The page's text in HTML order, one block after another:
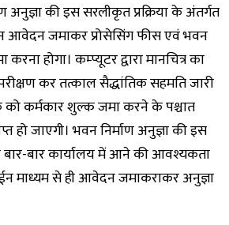
अनुज्ञा की इस सरलीकृत प्रक्रिया के अंतर्गत
जमाकर प्रोसेसिंग फीस एवं भवन
होगा। कम्प्यूटर द्वारा मानचित्र का
कर तत्काल सैद्धांतिक सहमति जारी
कर्मकार शुल्क जमा करने के पश्चात
हो जाएगी। भवन निर्माण अनुज्ञा की इस
बार कार्यालय में आने की आवश्यकता
माध्यम से ही आवेदन जमाकराकर अनुज्ञा